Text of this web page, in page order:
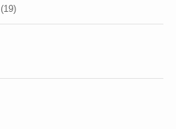
(19)